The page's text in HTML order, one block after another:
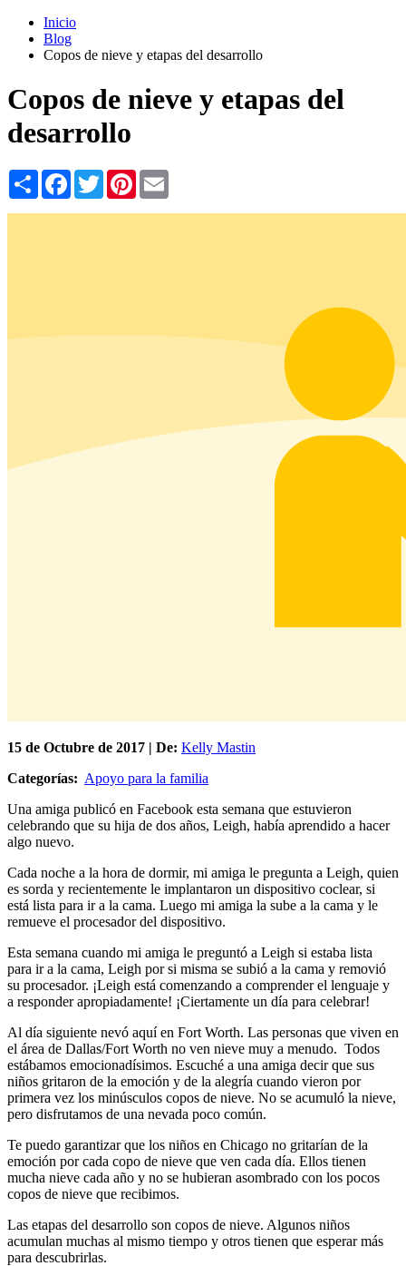
Inicio
Blog
Copos de nieve y etapas del desarrollo
Copos de nieve y etapas del
desarrollo
Share Facebook
TwitterPinterest
15 de Octubre de 2017 | De: Kelly Mastin
Categorías: Apoyo para la familia
Una amiga publicó en Facebook esta semana que estuvieron
celebrando que su hija de dos años, Leigh, había aprendido a hacer
algo nuevo.
Cada noche a la hora de dormir, mi amiga le pregunta a Leigh, quien
es sorda y recientemente le implantaron un dispositivo coclear, si
está lista para ir a la cama. Luego mi amiga la sube a la cama y le
remueve el procesador del dispositivo.
Esta semana cuando mi amiga le preguntó a Leigh si estaba lista
para ir a la cama, Leigh por si misma se subió a la cama y removió
su procesador. ¡Leigh está comenzando a comprender el lenguaje y
a responder apropiadamente! ¡Ciertamente un día para celebrar!
Al día siguiente nevó aquí en Fort Worth. Las personas que viven en
el área de Dallas/Fort Worth no ven nieve muy a menudo. Todos
estábamos emocionadísimos. Escuché a una amiga decir que sus
niños gritaron de la emoción y de la alegría cuando vieron por
primera vez los minúsculos copos de nieve. No se acumuló la nieve,
pero disfrutamos de una nevada poco común.
Te puedo garantizar que los niños en Chicago no gritarían de la
emoción por cada copo de nieve que ven cada día. Ellos tienen
mucha nieve cada año y no se hubieran asombrado con los pocos
copos de nieve que recibimos.
Las etapas del desarrollo son copos de nieve. Algunos niños
acumulan muchas al mismo tiempo y otros tienen que esperar más
para descubrirlas.